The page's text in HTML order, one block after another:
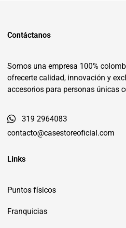
Contáctanos
Somos una empresa 100%
ofrecerte calidad, innovación y
accesorios para personas únicas
319 2964083
contacto@casestoreoficial.com
Links
Puntos físicos
Franquicias